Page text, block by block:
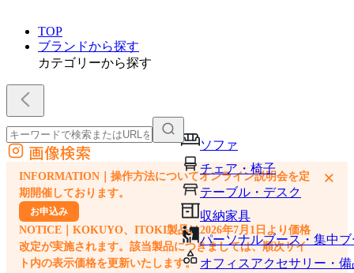
TOP
ブランドから探す
カテゴリーから探す
ソファ
チェア・椅子
テーブル・デスク
収納家具
パーソナルブース・集中
オフィスアクセサリー・備
外部サイトの商品をカートに追加
他のサイトで見つけた商品ページのURLを貼り付けて、カートに追加できます
画像検索
INFORMATION｜操作方法についてオンライン説明会を定
期開催しております。
お申込み
NOTICE｜KOKUYO、ITOKI製品は2026年7月1日より価格
改定が実施されます。該当製品につきましては、順次サイ
ト内の表示価格を更新いたします。
×